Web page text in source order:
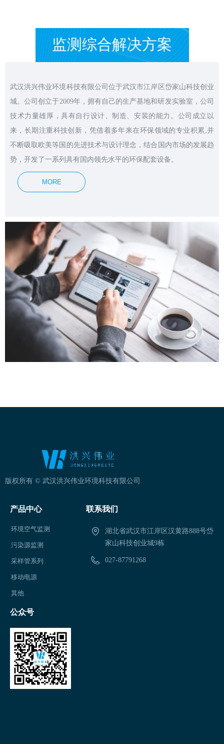
武汉洪兴伟业环境科技有限公司位于武汉市江岸区岱家山科技创业
城。公司创立于2009年，拥有自己的生产基地和研发实验室，公司
技术力量雄厚，具有自行设计、制造、安装的能力。公司成立以
来，长期注重科技创新，凭借着多年来在环保领域的专业积累,并
不断吸取欧美等国的先进技术与设计理念，结合国内市场的发展趋
势，开发了一系列具有国内领先水平的环保配套设备。
MORE
监测综合解决方案
版权所有 © 武汉洪兴伟业环境科技有限公司
联系我们
湖北省武汉市江岸区汉黄路888号岱
家山科技创业城9栋
027-87791268
产品中心
环境空气监测
污染源监测
采样管系列
移动电源
其他
公众号